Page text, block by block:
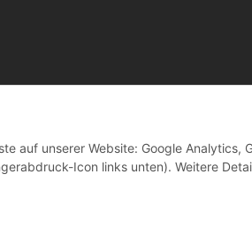
widerrufen
auf unserer Website: Google Analytics,
Icon links unten). Weitere